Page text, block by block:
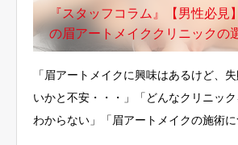
『スタッフコラム』【男性必見
の眉アートメイククリニックの
「眉アートメイクに興味はあるけど、
いかと不安・・・」「どんなクリニッ
わからない」「眉アートメイクの施術